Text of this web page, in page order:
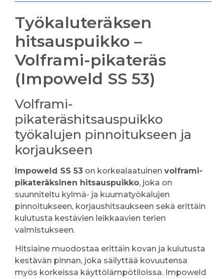
Työkaluteräksen
hitsauspuikko –
Volframi-pikateräs
(Impoweld SS 53)
Volframi-
pikateräshitsauspuikko
työkalujen pinnoitukseen ja
korjaukseen
Impoweld SS 53 on korkealaatuinen volframi-
pikateräksinen hitsauspuikko, joka on
suunniteltu kylmä- ja kuumatyökalujen
pinnoitukseen, korjaushitsaukseen sekä erittäin
kulutusta kestävien leikkaavien terien
valmistukseen.
Hitsiaine muodostaa erittäin kovan ja kulutusta
kestävän pinnan, joka säilyttää kovuutensa
myös korkeissa käyttölämpötiloissa. Impoweld